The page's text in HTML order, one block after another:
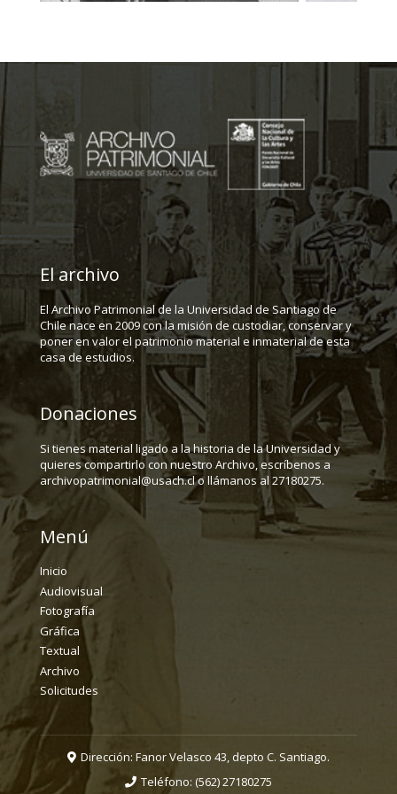
El archivo
El Archivo Patrimonial de la Universidad de Santiago de
Chile nace en 2009 con la misión de custodiar, conservar y
poner en valor el patrimonio material e inmaterial de esta
casa de estudios.
Donaciones
Si tienes material ligado a la historia de la Universidad y
quieres compartirlo con nuestro Archivo, escríbenos a
archivopatrimonial@usach.cl o llámanos al 27180275.
Menú
Inicio
Audiovisual
Fotografía
Gráfica
Textual
Archivo
Solicitudes
Dirección: Fanor Velasco 43, depto C. Santiago.
Teléfono: (562) 27180275